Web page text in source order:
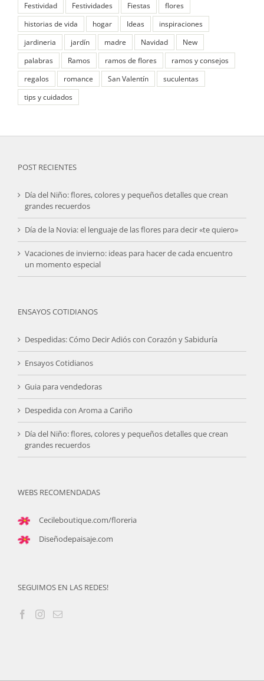
Festividad
Festividades Fiestas
flores
historias de vida
hogar Ideas
inspiraciones
jardineria
jardín madre Navidad
New
palabras
Ramos ramos de flores
ramos y consejos
regalos
romance San Valentín
suculentas
tips y cuidados
POST RECIENTES
Día del Niño: flores, colores y pequeños detalles que crean
grandes recuerdos
Día de la Novia: el lenguaje de las flores para decir «te quiero»
Vacaciones de invierno: ideas para hacer de cada encuentro
un momento especial
ENSAYOS COTIDIANOS
Despedidas: Cómo Decir Adiós con Corazón y Sabiduría
Ensayos Cotidianos
Guia para vendedoras
Despedida con Aroma a Cariño
Día del Niño: flores, colores y pequeños detalles que crean
grandes recuerdos
WEBS RECOMENDADAS
Cecileboutique.com/floreria
Diseñodepaisaje.com
SEGUIMOS EN LAS REDES!